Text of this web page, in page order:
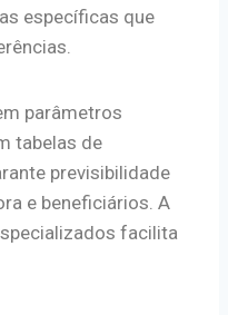
específicas que
parâmetros
tabelas de
previsibilidade
e beneficiários. A
facilita